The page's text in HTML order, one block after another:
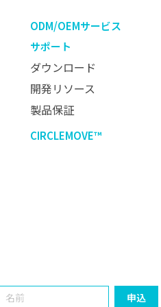
ODM/OEMサービス
サポート
ダウンロード
開発リソース
製品保証
CIRCLEMOVE™
Name 申込